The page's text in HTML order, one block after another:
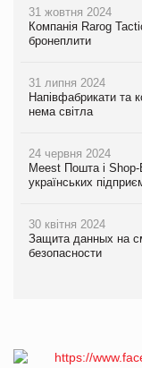
31 жовтня 2024
Компанія Rarog
бронеплити
31 липня 2024
Напівфабрикати та
нема світла
24 червня 2024
Meest Пошта і
українських
30 квітня 2024
Защита данных на
безопасности